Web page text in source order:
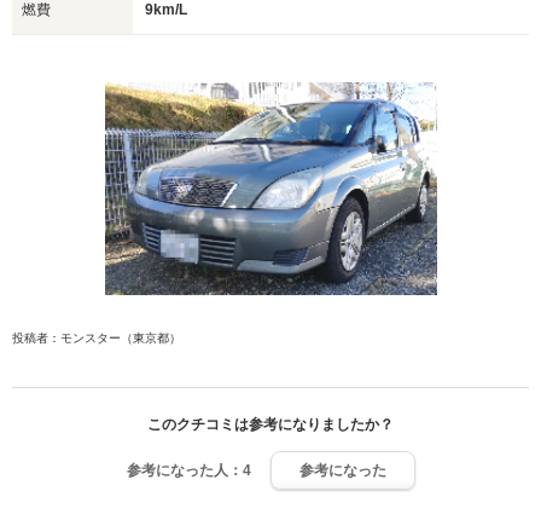
燃費 9km/L
投稿者：モンスター（東京都）
このクチコミは参考になりましたか？
参考になった人： 4 参考になった